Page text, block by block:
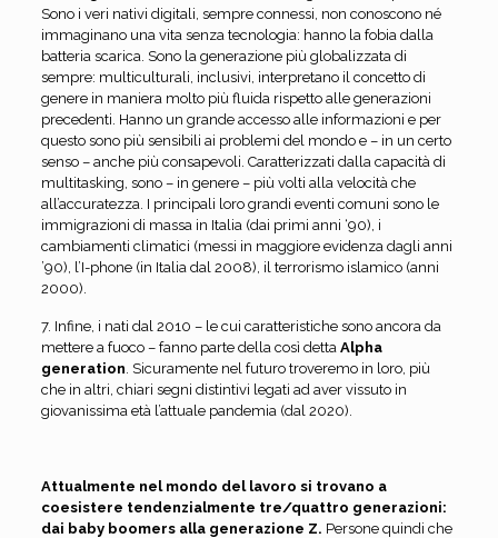
Sono i veri nativi digitali, sempre connessi, non conoscono né
immaginano una vita senza tecnologia: hanno la fobia dalla
batteria scarica. Sono la generazione più globalizzata di
sempre: multiculturali, inclusivi, interpretano il concetto di
genere in maniera molto più fluida rispetto alle generazioni
precedenti. Hanno un grande accesso alle informazioni e per
questo sono più sensibili ai problemi del mondo e – in un certo
senso – anche più consapevoli. Caratterizzati dalla capacità di
multitasking, sono – in genere – più volti alla velocità che
all’accuratezza. I principali loro grandi eventi comuni sono le
immigrazioni di massa in Italia (dai primi anni ‘90), i
cambiamenti climatici (messi in maggiore evidenza dagli anni
’90), l’I-phone (in Italia dal 2008), il terrorismo islamico (anni
2000).
7. Infine, i nati dal 2010 – le cui caratteristiche sono ancora da
mettere a fuoco – fanno parte della così detta Alpha
generation . Sicuramente nel futuro troveremo in loro, più
che in altri, chiari segni distintivi legati ad aver vissuto in
giovanissima età l’attuale pandemia (dal 2020).
Attualmente nel mondo del lavoro si trovano a
coesistere tendenzialmente tre/quattro generazioni:
dai baby boomers alla generazione Z. Persone quindi che